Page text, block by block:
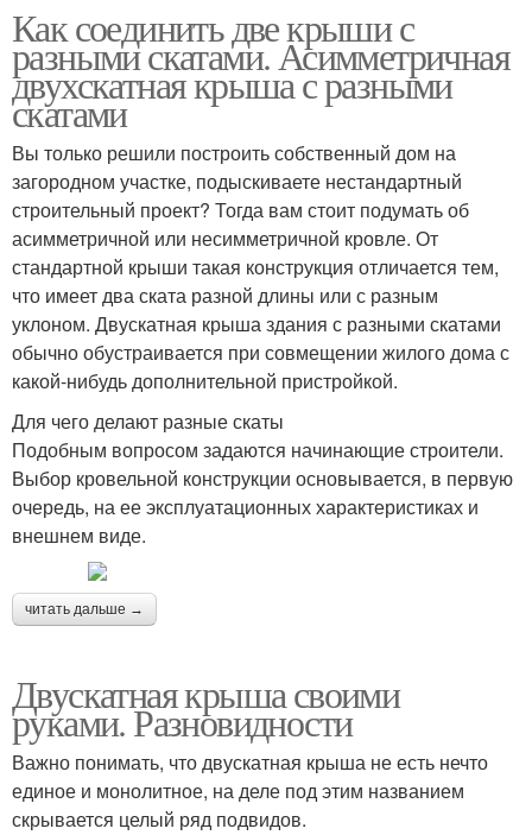
Как соединить две крыши с
разными скатами. Асимметричная
двухскатная крыша с разными
скатами
Вы только решили построить собственный дом на
загородном участке, подыскиваете нестандартный
строительный проект? Тогда вам стоит подумать об
асимметричной или несимметричной кровле. От
стандартной крыши такая конструкция отличается тем,
что имеет два ската разной длины или с разным
уклоном. Двускатная крыша здания с разными скатами
обычно обустраивается при совмещении жилого дома с
какой-нибудь дополнительной пристройкой.
Для чего делают разные скаты
Подобным вопросом задаются начинающие строители.
Выбор кровельной конструкции основывается, в первую
очередь, на ее эксплуатационных характеристиках и
внешнем виде.
читать дальше →
Двускатная крыша своими
руками. Разновидности
Важно понимать, что двускатная крыша не есть нечто
единое и монолитное, на деле под этим названием
скрывается целый ряд подвидов.